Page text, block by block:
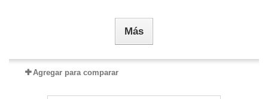
Más
Agregar para comparar